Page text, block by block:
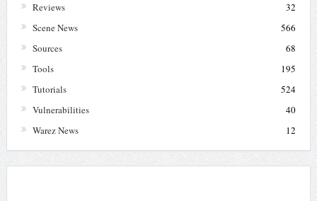
Reviews
32
Scene News
566
Sources
68
Tools
195
Tutorials
524
Vulnerabilities
40
Warez News
12